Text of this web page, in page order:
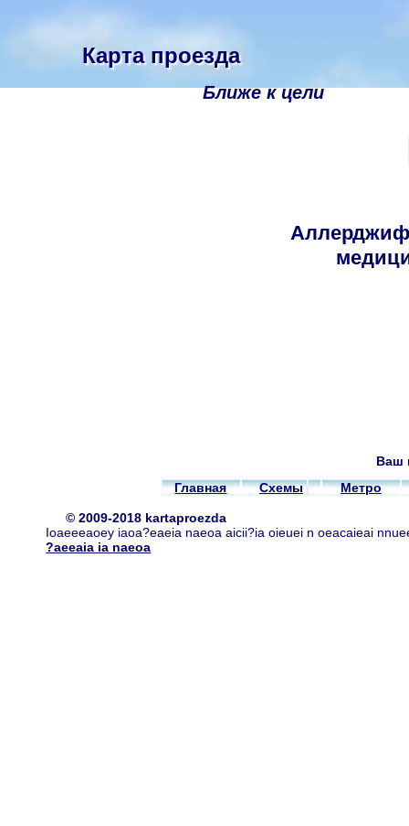
Карта проезда
Ближе к цели
Ваш
Главная
Схемы Метро
© 2009-2018 kartaproezda
Ioaeeeaoey iaoa?eaeia naeoa aicii?ia oieuei n oeacaieai
?aeeaia ia naeoa